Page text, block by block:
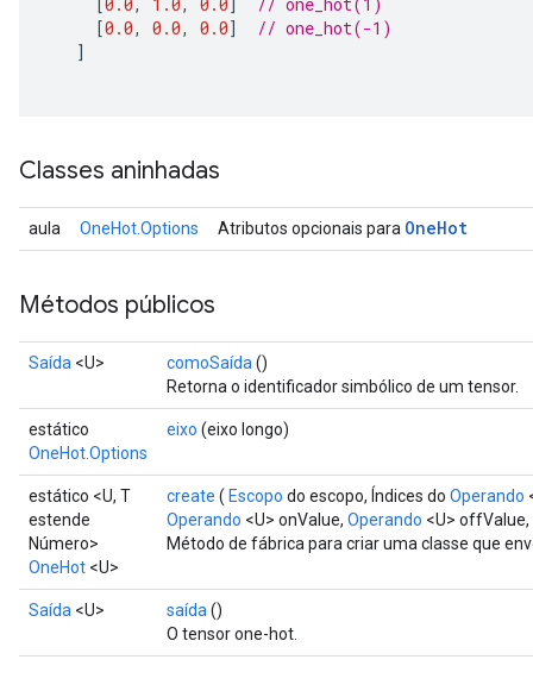
[0.0, 0.0, 0.0]
// one_hot(-1)
]
Classes aninhadas
aula OneHot.Options Atributos opcionais para OneHot
Métodos públicos
Saída <U> comoSaída ()
Retorna o identificador simbólico de um tensor.
estático
OneHot.Options
eixo (eixo longo)
estático <U, T
estende
Número>
OneHot <U>
create ( Escopo do escopo, Índices do Operando
Operando <U> onValue, Operando <U> offValue,
Método de fábrica para criar uma classe que
Saída <U> saída ()
O tensor one-hot.